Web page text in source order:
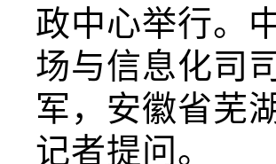
政中心举行。
场与信息化司
军，安徽省芜
记者提问。